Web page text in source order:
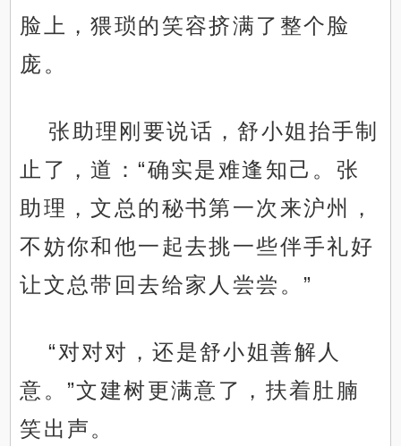
脸上，猥琐的笑容挤满了整个脸
庞。
张助理刚要说话，舒小姐抬手制
止了，道：“确实是难逢知己。张
助理，文总的秘书第一次来沪州，
不妨你和他一起去挑一些伴手礼好
让文总带回去给家人尝尝。”
“对对对，还是舒小姐善解人
意。”文建树更满意了，扶着肚腩
笑出声。